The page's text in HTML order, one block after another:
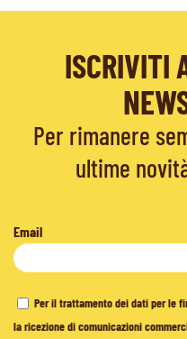
ISCRIVITI
Per rimanere
ultime
Email
Per il trattamento dei dati per le
la ricezione di comunicazioni